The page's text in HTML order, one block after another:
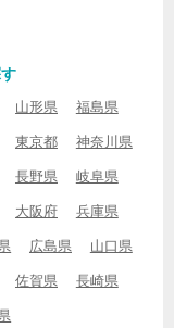
山形県 福島県
東京都 神奈川県
長野県 岐阜県
大阪府 兵庫県
広島県 山口県
佐賀県 長崎県